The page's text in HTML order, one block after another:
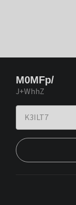
M0MFp/
J+WhhZ